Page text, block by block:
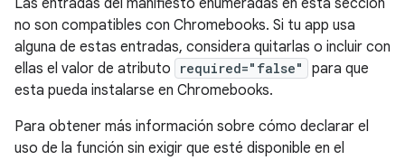
Las entradas del manifiesto enumeradas en esta sección
no son compatibles con Chromebooks. Si tu app usa
alguna de estas entradas, considera quitarlas o incluir con
ellas el valor de atributo
required="false"
para que
esta pueda instalarse en Chromebooks.
Para obtener más información sobre cómo declarar el
uso de la función sin exigir que esté disponible en el